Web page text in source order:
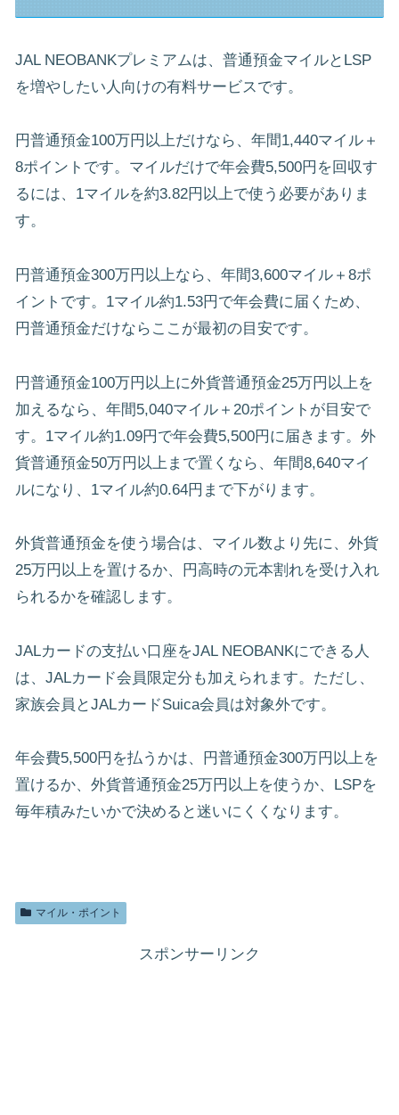
JAL NEOBANKプレミアムは、普通預金マイルとLSP
を増やしたい人向けの有料サービスです。
円普通預金100万円以上だけなら、年間1,440マイル＋
8ポイントです。マイルだけで年会費5,500円を回収す
るには、1マイルを約3.82円以上で使う必要がありま
す。
円普通預金300万円以上なら、年間3,600マイル＋8ポ
イントです。1マイル約1.53円で年会費に届くため、
円普通預金だけならここが最初の目安です。
円普通預金100万円以上に外貨普通預金25万円以上を
加えるなら、年間5,040マイル＋20ポイントが目安で
す。1マイル約1.09円で年会費5,500円に届きます。外
貨普通預金50万円以上まで置くなら、年間8,640マイ
ルになり、1マイル約0.64円まで下がります。
外貨普通預金を使う場合は、マイル数より先に、外貨
25万円以上を置けるか、円高時の元本割れを受け入れ
られるかを確認します。
JALカードの支払い口座をJAL NEOBANKにできる人
は、JALカード会員限定分も加えられます。ただし、
家族会員とJALカードSuica会員は対象外です。
年会費5,500円を払うかは、円普通預金300万円以上を
置けるか、外貨普通預金25万円以上を使うか、LSPを
毎年積みたいかで決めると迷いにくくなります。
マイル・ポイント
スポンサーリンク